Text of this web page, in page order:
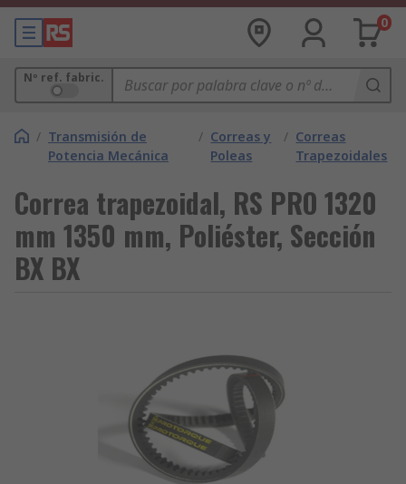
0
Nº ref. fabric.
/ Transmisión de
Potencia Mecánica
/ Correas y
Poleas
/ Correas
Trapezoidales
Correa trapezoidal, RS PRO 1320
mm 1350 mm, Poliéster, Sección
BX BX